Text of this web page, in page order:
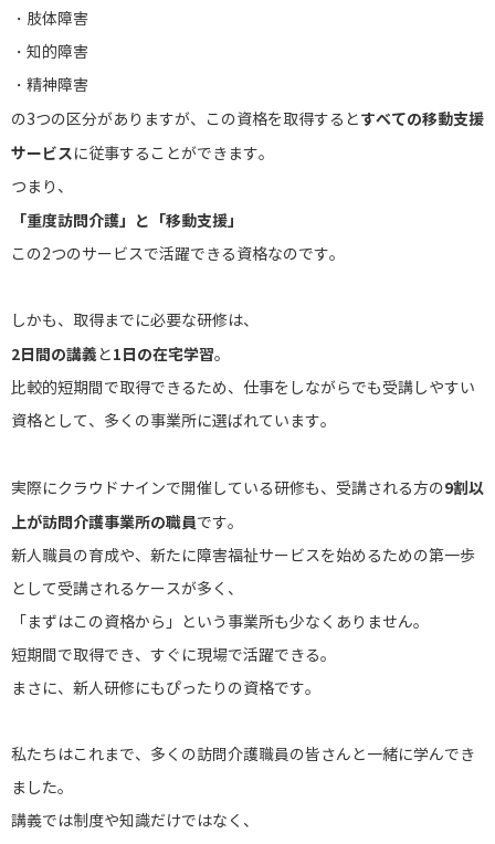
・肢体障害
・知的障害
・精神障害
の3つの区分がありますが、この資格を取得するとすべての移動支援
サービスに従事することができます。
つまり、
「重度訪問介護」と「移動支援」
この2つのサービスで活躍できる資格なのです。
しかも、取得までに必要な研修は、
2日間の講義と1日の在宅学習。
比較的短期間で取得できるため、仕事をしながらでも受講しやすい
資格として、多くの事業所に選ばれています。
実際にクラウドナインで開催している研修も、受講される方の9割以
上が訪問介護事業所の職員です。
新人職員の育成や、新たに障害福祉サービスを始めるための第一歩
として受講されるケースが多く、
「まずはこの資格から」という事業所も少なくありません。
短期間で取得でき、すぐに現場で活躍できる。
まさに、新人研修にもぴったりの資格です。
私たちはこれまで、多くの訪問介護職員の皆さんと一緒に学んでき
ました。
講義では制度や知識だけではなく、